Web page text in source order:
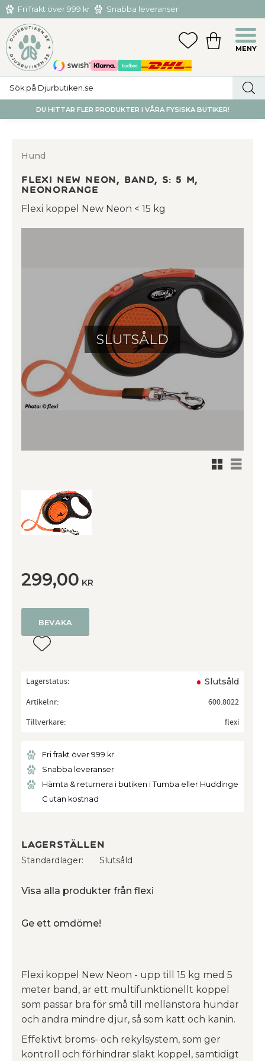
Meny
Fri frakt över 999 kr
Snabba leveranser
Hämta och returnera i butiken i Tumba eller Huddinge C
FAVORITER
KUNDVAGN
DU HITTAR FLER PRODUKTER I VÅRA FYSISKA BUTIKER!
Hund
flexi New NEON, band, S: 5 m,
neonorange
Flexi koppel New Neon < 15 kg
SLUTSÅLD
Rutnätsvy
Listvy
299,00 KR
Lägg till i favoriter
BEVAKA
Lagerstatus Slutsåld
Artikelnr
600.8022
Tillverkare
flexi
Fri frakt över 999 kr
Snabba leveranser
Hämta & returnera i butiken i Tumba eller Huddinge
C utan kostnad
Lagerställen
Standardlager Slutsåld
Visa alla produkter från flexi
Ge ett omdöme!
Flexi koppel New Neon - upp till 15 kg med 5
meter band, är ett multifunktionellt koppel
som passar bra för små till mellanstora hundar
och andra mindre djur, så som katt och kanin.
Effektivt broms- och rekylsystem, som ger
kontroll och förhindrar slakt koppel, samtidigt